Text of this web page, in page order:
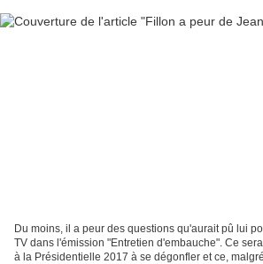
Du moins, il a peur des questions qu'aurait pû lui
TV dans l'émission "Entretien d'embauche". Ce
à la Présidentielle 2017 à se dégonfler et ce,